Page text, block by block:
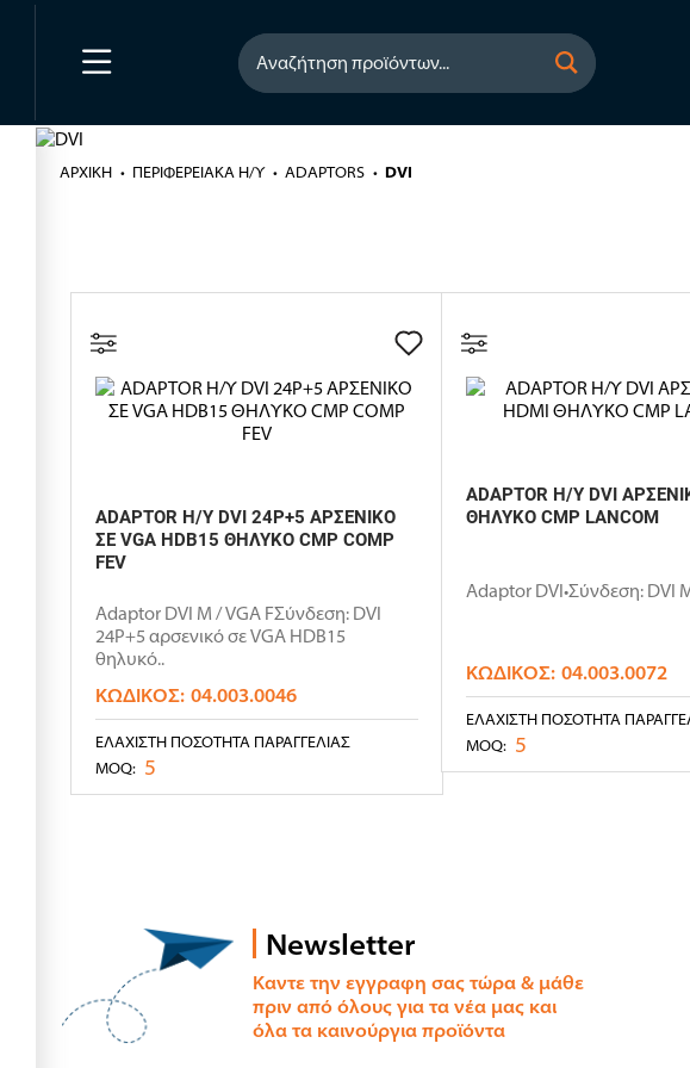
Αναζήτηση προϊόντων...
ΑΡΧΙΚΉ ΠΕΡΙΦΕΡΕΙΑΚΑ Η/Υ ADAPTORS DVI
ADAPTOR Η/Υ DVI 24P+5 ΑΡΣΕΝΙΚΟ
ΣΕ VGA HDB15 ΘΗΛΥΚΟ CMP COMP
FEV
Αdaptor DVI M / VGA FΣύνδεση: DVI
24P+5 αρσενικό σε VGA HDB15
θηλυκό..
ΚΩΔΙΚΌΣ: 04.003.0046
ΕΛΆΧΙΣΤΗ ΠΟΣΌΤΗΤΑ ΠΑΡΑΓΓΕΛΊΑΣ
MOQ: 5
ADAPTOR Η/Υ DVI
ΘΗΛΥΚΟ CMP LANCOM
Αdaptor DVI•Σύνδεση: DVI
ΚΩΔΙΚΌΣ: 04.003.0072
ΕΛΆΧΙΣΤΗ ΠΟΣΌΤΗΤΑ
MOQ: 5
Newsletter
Καντε την εγγραφη σας τώρα & μάθε
πριν από όλους για τα νέα μας και
όλα τα καινούργια προϊόντα